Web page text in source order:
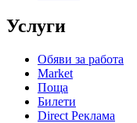
Услуги
Обяви за работа
Market
Поща
Билети
Direct Реклама